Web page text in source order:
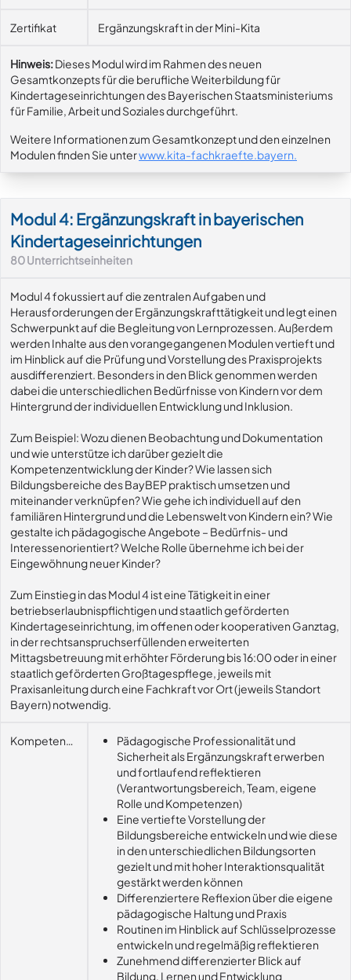
Zertifikat Ergänzungskraft in der Mini-Kita
Hinweis:Dieses Modul wird im Rahmen des neuen
Gesamtkonzepts für die berufliche Weiterbildung für
Kindertageseinrichtungen des Bayerischen Staatsministeriums
für Familie, Arbeit und Soziales durchgeführt.
Weitere Informationen zum Gesamtkonzept und den einzelnen
Modulen finden Sie unterwww.kita-fachkraefte.bayern.
Modul 4: Ergänzungskraft in bayerischen
Kindertageseinrichtungen
80Unterrichtseinheiten
Modul 4 fokussiert auf die zentralen Aufgaben und
Herausforderungen der Ergänzungskrafttätigkeit und legt einen
Schwerpunkt auf die Begleitung von Lernprozessen. Außerdem
werden Inhalte aus den vorangegangenen Modulen vertieft und
im Hinblick auf die Prüfung und Vorstellung des Praxisprojekts
ausdifferenziert. Besonders in den Blick genommen werden
dabei die unterschiedlichen Bedürfnisse von Kindern vor dem
Hintergrund der individuellen Entwicklung und Inklusion.
Zum Beispiel: Wozu dienen Beobachtung und Dokumentation
und wie unterstütze ich darüber gezielt die
Kompetenzentwicklung der Kinder? Wie lassen sich
Bildungsbereiche des BayBEP praktisch umsetzen und
miteinander verknüpfen? Wie gehe ich individuell auf den
familiären Hintergrund und die Lebenswelt von Kindern ein? Wie
gestalte ich pädagogische Angebote – Bedürfnis- und
Interessenorientiert? Welche Rolle übernehme ich bei der
Eingewöhnung neuer Kinder?
Zum Einstieg in das Modul 4 ist eine Tätigkeit in einer
betriebserlaubnispflichtigen und staatlich geförderten
Kindertageseinrichtung, im offenen oder kooperativen Ganztag,
in der rechtsanspruchserfüllenden erweiterten
Mittagsbetreuung mit erhöhter Förderung bis 16:00 oder in einer
staatlich geförderten Großtagespflege, jeweils mit
Praxisanleitung durch eine Fachkraft vor Ort (jeweils Standort
Bayern) notwendig.
Kompetenzerwerb
Pädagogische Professionalität und
Sicherheit als Ergänzungskraft erwerben
und fortlaufend reflektieren
(Verantwortungsbereich, Team, eigene
Rolle und Kompetenzen)
Eine vertiefte Vorstellung der
Bildungsbereiche entwickeln und wie diese
in den unterschiedlichen Bildungsorten
gezielt und mit hoher Interaktionsqualität
gestärkt werden können
Differenziertere Reflexion über die eigene
pädagogische Haltung und Praxis
Routinen im Hinblick auf Schlüsselprozesse
entwickeln und regelmäßig reflektieren
Zunehmend differenzierter Blick auf
Bildung, Lernen und Entwicklung